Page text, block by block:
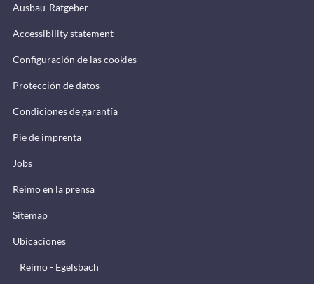
Ausbau-Ratgeber
Accessibility statement
Configuración de las cookies
Protección de datos
Condiciones de garantía
Pie de imprenta
Jobs
Reimo en la prensa
Sitemap
Ubicaciones
Reimo - Egelsbach